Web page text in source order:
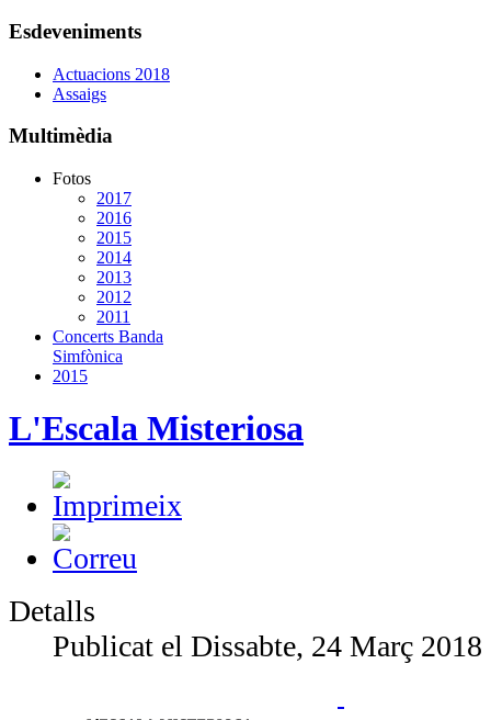
Esdeveniments
Actuacions 2018
Assaigs
Multimèdia
Fotos
2017
2016
2015
2014
2013
2012
2011
Concerts Banda
Simfònica
2015
L'Escala Misteriosa
Detalls
Publicat el Dissabte, 24 Març 2018